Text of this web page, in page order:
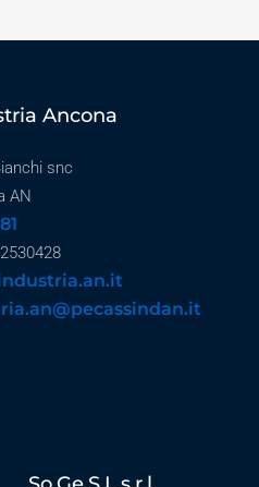
Ancona
snc
AN